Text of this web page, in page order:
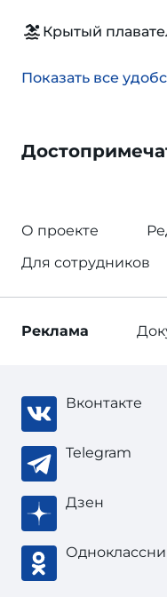
Крытый
Показать все
О проекте
Для сотрудников
Реклама
Вконтакте
Telegram
Дзен